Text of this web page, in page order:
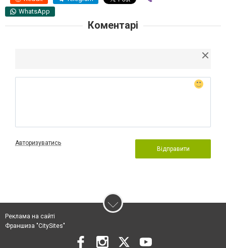
WhatsApp
Коментарі
Авторизуватись
Відправити
Реклама на сайті
Франшиза "CitySites"